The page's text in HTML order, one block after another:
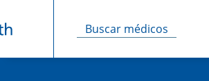
Buscar médicos